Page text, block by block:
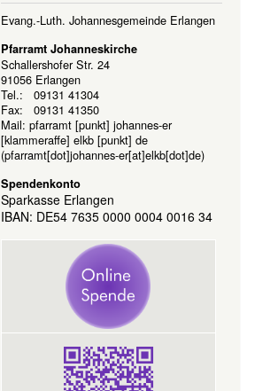
Evang.-Luth. Johannesgemeinde Erlangen
Pfarramt Johanneskirche
Schallershofer Str. 24
91056 Erlangen
Tel.: 09131 41304
Fax: 09131 41350
Mail: pfarramt[punkt] johannes-er
[klammeraffe] elkb[punkt] de
(pfarramt[dot]johannes-er[at]elkb[dot]de)
Spendenkonto
Sparkasse Erlangen
IBAN: DE54 7635 0000 0004 0016 34